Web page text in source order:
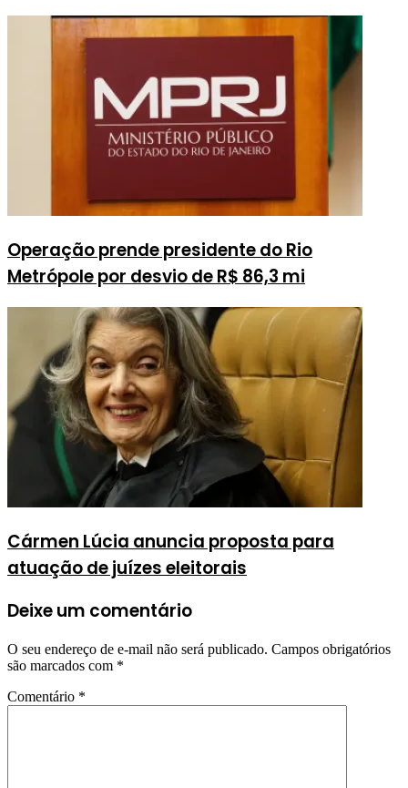
Operação prende presidente do Rio
Metrópole por desvio de R$ 86,3 mi
Cármen Lúcia anuncia proposta para
atuação de juízes eleitorais
Deixe um comentário
O seu endereço de e-mail não será publicado. Campos obrigatórios
são marcados com *
Comentário *